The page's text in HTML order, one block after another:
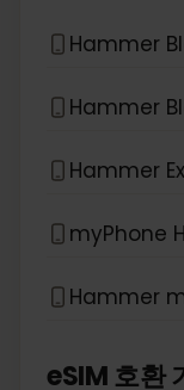
Hammer
Hammer
Hammer
myPhone
Hammer
eSIM 호환